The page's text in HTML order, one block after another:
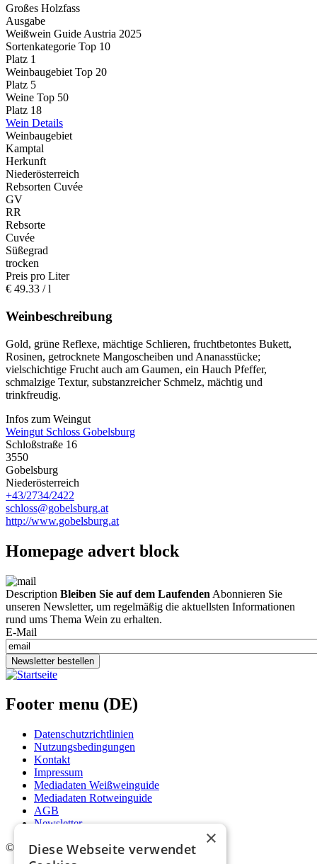
Großes Holzfass
Ausgabe
Weißwein Guide Austria 2025
Sortenkategorie Top 10
Platz 1
Weinbaugebiet Top 20
Platz 5
Weine Top 50
Platz 18
Wein Details
Weinbaugebiet
Kamptal
Herkunft
Niederösterreich
Rebsorten Cuvée
GV
RR
Rebsorte
Cuvée
Süßegrad
trocken
Preis pro Liter
€ 49.33 / l
Weinbeschreibung
Gold, grüne Reflexe, mächtige Schlieren, fruchtbetontes Bukett,
Rosinen, getrocknete Mangoscheiben und Ananasstücke;
vielschichtige Frucht auch am Gaumen, ein Hauch Pfeffer,
schmalzige Textur, substanzreicher Schmelz, mächtig und
trinkfreudig.
Infos zum Weingut
Weingut Schloss Gobelsburg
Schloßstraße 16
3550
Gobelsburg
Niederösterreich
+43/2734/2422
schloss@gobelsburg.at
http://www.gobelsburg.at
Homepage advert block
Description Bleiben Sie auf dem Laufenden Abonnieren Sie
unseren Newsletter, um regelmäßig die aktuellsten Informationen
rund ums Thema Wein zu erhalten.
E-Mail
Newsletter bestellen
Footer menu (DE)
Datenschutzrichtlinien
Nutzungsbedingungen
Kontakt
Impressum
Mediadaten Weißweinguide
Mediadaten Rotweinguide
AGB
Newsletter
© 2026. Alle Rechte vorbehalten. ×
Diese Webseite verwendet